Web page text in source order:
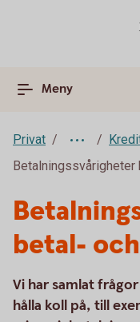
Meny
Privat
Betalningssvårigheter
betal-
Vi har samlat
hålla koll på, till